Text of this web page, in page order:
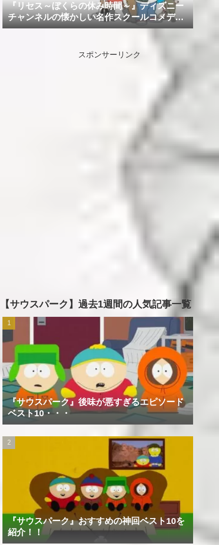
『リセス～ぼくらの休み時間～』ディズニー
チャンネルの懐かしい名作スクールコメデ
ィ！！
スポンサーリンク
【サウスパーク】過去1週間の人気記事一覧
『サウスパーク』後味が悪すぎるエピソード
ベスト10・・・
『サウスパーク』おすすめの神回ベスト10を
紹介！！